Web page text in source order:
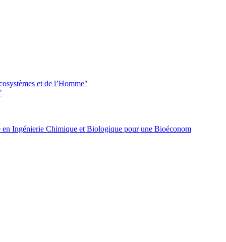
et de l’Homme"
Ingénierie Chimique et Biologique pour une Bioéconom